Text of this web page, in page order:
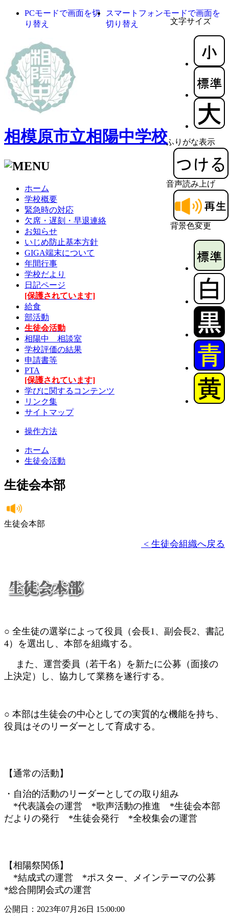
文字サイズ
ふりがな表示
音声読み上げ
背景色変更
PCモードで画面を切
り替え
スマートフォンモードで画面を
切り替え
相模原市立相陽中学校
ホーム
学校概要
緊急時の対応
欠席・遅刻・早退連絡
お知らせ
いじめ防止基本方針
GIGA端末について
年間行事
学校だより
日記ページ
[保護されています]
給食
部活動
生徒会活動
相陽中 相談室
学校評価の結果
申請書等
PTA
[保護されています]
学びに関するコンテンツ
リンク集
サイトマップ
操作方法
ホーム
生徒会活動
生徒会本部
生徒会本部
< 生徒会組織へ戻る
○ 全生徒の選挙によって役員（会長1、副会長2、書記
4）を選出し、本部を組織する。
また、運営委員（若干名）を新たに公募（面接の
上決定）し、協力して業務を遂行する。
○ 本部は生徒会の中心としての実質的な機能を持ち、
役員はそのリーダーとして育成する。
【通常の活動】
・自治的活動のリーダーとしての取り組み
*代表議会の運営 *歌声活動の推進 *生徒会本部
だよりの発行 *生徒会発行 *全校集会の運営
【相陽祭関係】
*結成式の運営 *ポスター、メインテーマの公募
*総合開閉会式の運営
公開日：2023年07月26日 15:00:00